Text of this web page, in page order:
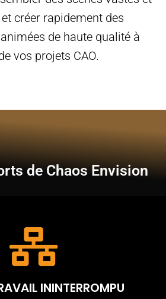
créer rapidement des
de haute qualité à
vos projets CAO.
de Chaos Envision
ININTERROMPU